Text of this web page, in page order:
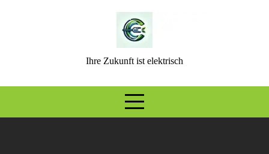
Ihre Zukunft ist elektrisch